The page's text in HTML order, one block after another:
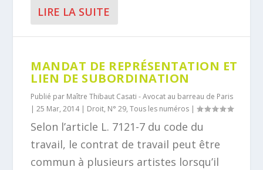
LIRE LA SUITE
MANDAT DE REPRÉSENTATION ET
LIEN DE SUBORDINATION
Publié par Maître Thibaut Casati - Avocat au barreau de Paris
|25 Mar, 2014| Droit, N° 29,Tous les numéros |
Selon l’article L. 7121-7 du code du
travail, le contrat de travail peut être
commun à plusieurs artistes lorsqu’il